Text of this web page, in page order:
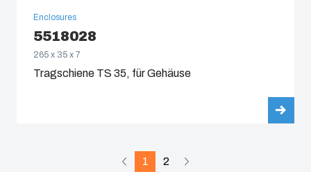
Enclosures
5518028
265 x 35 x 7
Tragschiene TS 35, für Gehäuse
1 2